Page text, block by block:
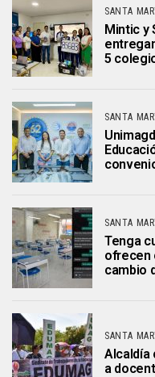
SANTA
Mintic y
5
SANTA
SANTA
Tenga
ofrecen
cambio
SANTA
Alcaldía
a